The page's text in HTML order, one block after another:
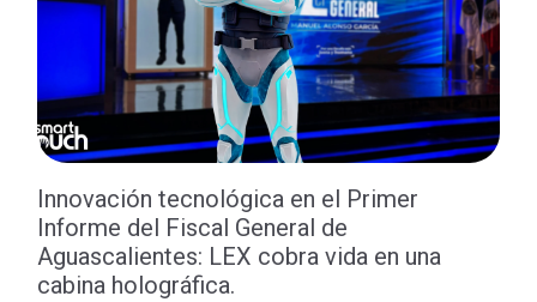
Innovación tecnológica en el Primer
Informe del Fiscal General de
Aguascalientes: LEX cobra vida en una
cabina holográfica.